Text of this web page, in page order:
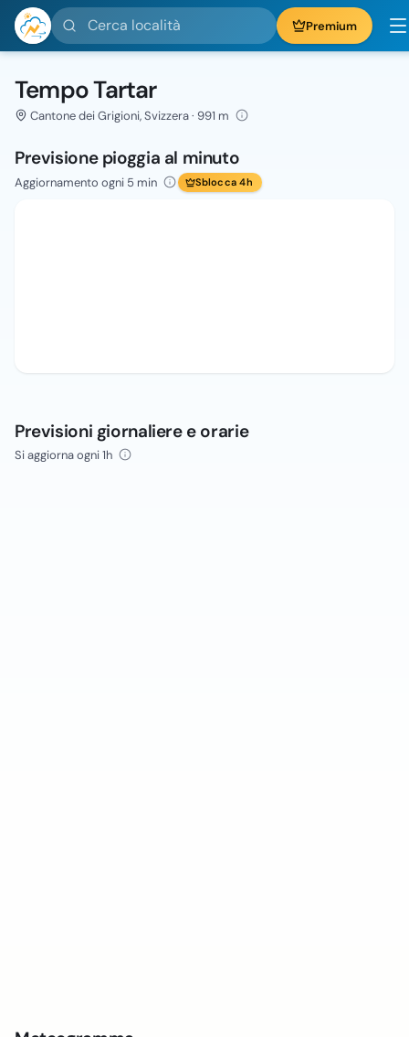
Cerca località Premium
Tempo Tartar
Cantone dei Grigioni, Svizzera · 991 m
Previsione pioggia al minuto
Aggiornamento ogni 5 min Sblocca 4h
Previsioni giornaliere e orarie
Si aggiorna ogni 1h